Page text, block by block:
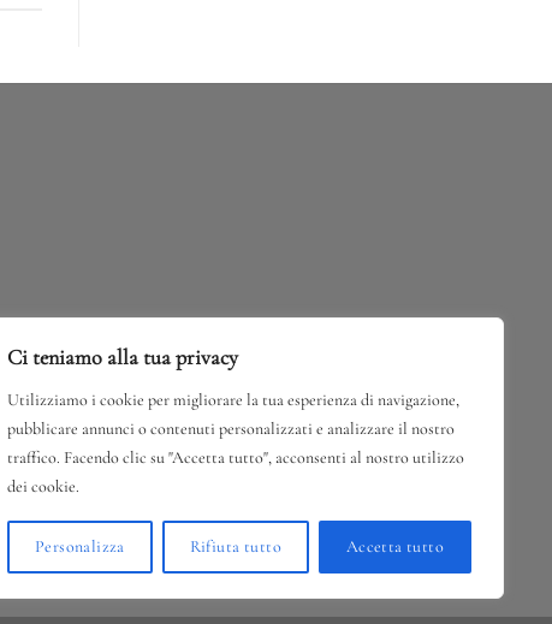
Ci teniamo alla tua privacy
Utilizziamo i cookie per migliorare la tua esperienza di navigazione,
pubblicare annunci o contenuti personalizzati e analizzare il nostro
traffico. Facendo clic su "Accetta tutto", acconsenti al nostro utilizzo
dei cookie.
Personalizza Rifiuta tutto Accetta tutto